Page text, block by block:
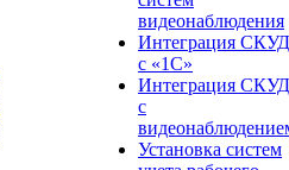
видеонаблюдения
Интеграция СКУД
с «1С»
Интеграция СКУД
с
Установка систем